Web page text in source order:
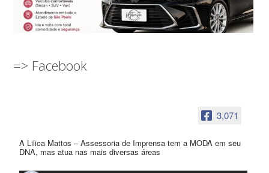
=> Facebook
3,071
A Lilica Mattos – Assessoria de Imprensa tem a MODA em seu
DNA, mas atua nas mais diversas áreas